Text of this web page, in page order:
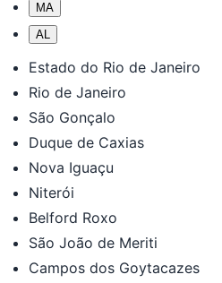
MA
AL
Estado do Rio de Janeiro
Rio de Janeiro
São Gonçalo
Duque de Caxias
Nova Iguaçu
Niterói
Belford Roxo
São João de Meriti
Campos dos Goytacazes